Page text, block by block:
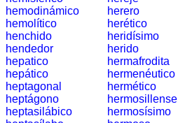
Petit
vocabulaire
pour
le
voyage
(pdf)
JEUX
hemodinámico
hemolítico
henchido
hendedor
hepatico
hepático
heptagonal
heptágono
heptasilábico
herero
herético
heridísimo
herido
hermafrodita
hermenéutico
hermético
hermosillense
hermosísimo